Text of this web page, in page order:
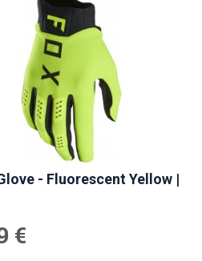
- Fluorescent Yellow |
€